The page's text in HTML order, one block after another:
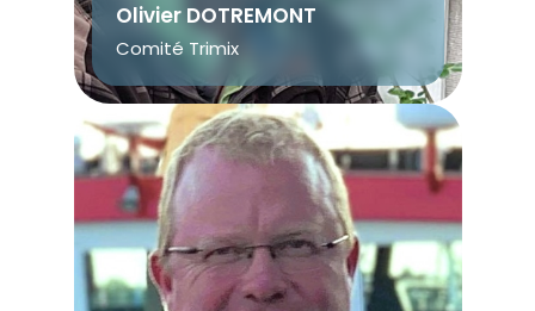
Olivier DOTREMONT
Comité Trimix